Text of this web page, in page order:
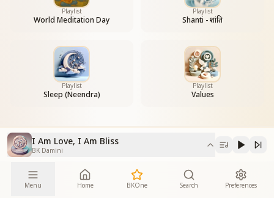
Playlist
World Meditation Day
Playlist
Shanti - शांति
Playlist
Sleep (Neendra)
Playlist
Values
I Am Love, I Am Bliss
BK Damini
Menu Home BKOne Search Preferences